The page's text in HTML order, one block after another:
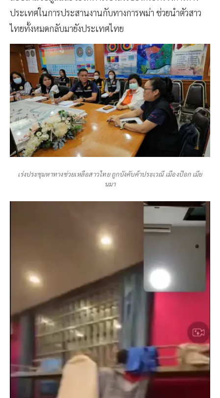
ประเทศในการประสานงานกับทางการพม่า ช่วยนำตัวสาว
ไทยทั้งหมดกลับมายังประเทศไทย
เร่งประชุมหาทางช่วยเหลือสาวไทย ถูกบังคับค้าประเวณี เมืองป๊อก เมีย
นมา